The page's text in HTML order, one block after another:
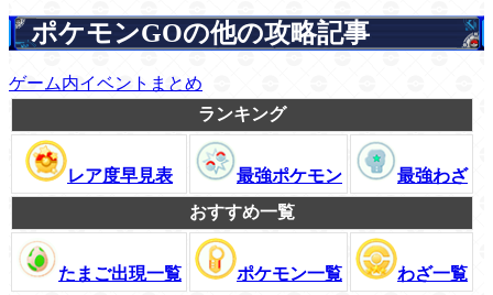
ポケモンGOの他の攻略記事
ゲーム内イベントまとめ
ランキング
レア度早見表 最強ポケモン
最強わざ
おすすめ一覧
たまご出現一覧 ポケモン一覧
わざ一覧